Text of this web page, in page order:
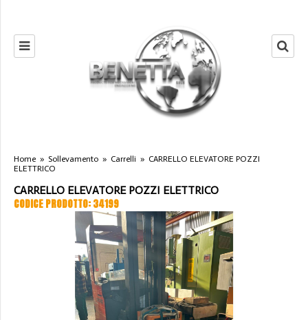
Home » Sollevamento » Carrelli » CARRELLO ELEVATORE POZZI
ELETTRICO
CARRELLO ELEVATORE POZZI ELETTRICO
CODICE PRODOTTO: 34199